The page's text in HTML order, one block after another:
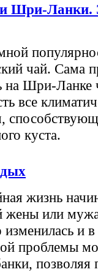
Шри-Ланки.
чай. Сама
на Шри-Ланке
все
куста.
жизнь
жены или
изменилась и
проблемы
позволяя